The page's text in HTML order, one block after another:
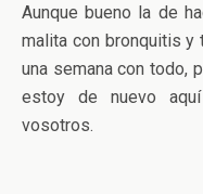
Aunque bueno la de
malita con bronquitis y
una semana con todo,
estoy de nuevo
vosotros.